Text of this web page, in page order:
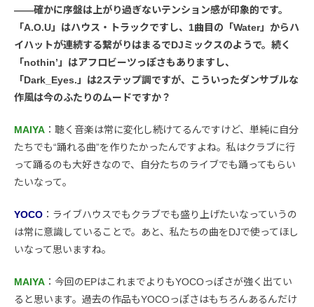
――確かに序盤は上がり過ぎないテンション感が印象的です。
「A.O.U」はハウス・トラックですし、1曲目の「Water」からハ
イハットが連続する繋がりはまるでDJミックスのようで。続く
「nothin’」はアフロビーツっぽさもありますし、
「Dark_Eyes.」は2ステップ調ですが、こういったダンサブルな
作風は今のふたりのムードですか？
MAIYA ：聴く音楽は常に変化し続けてるんですけど、単純に自分
たちでも“踊れる曲”を作りたかったんですよね。私はクラブに行
って踊るのも大好きなので、自分たちのライブでも踊ってもらい
たいなって。
YOCO ：ライブハウスでもクラブでも盛り上げたいなっていうの
は常に意識していることで。あと、私たちの曲をDJで使ってほし
いなって思いますね。
MAIYA ：今回のEPはこれまでよりもYOCOっぽさが強く出てい
ると思います。過去の作品もYOCOっぽさはもちろんあるんだけ